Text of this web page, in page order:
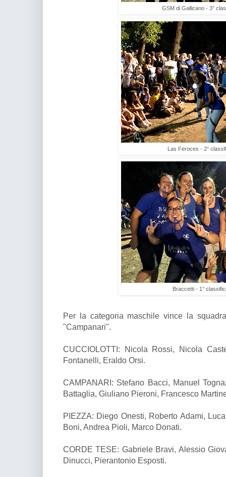
GSM di Gallicano - 3°
Las Feroces - 2°
Braccetti - 1°
Per la categoria maschile vince la
"Campanari".
CUCCIOLOTTI: Nicola Rossi, Nicola
Fontanelli, Eraldo Orsi.
CAMPANARI: Stefano Bacci, Manuel
Battaglia, Giuliano Pieroni, Francesco
PIEZZA: Diego Onesti, Roberto Adami,
Boni, Andrea Pioli, Marco Donati.
CORDE TESE: Gabriele Bravi, Alessio
Dinucci, Pierantonio Esposti.